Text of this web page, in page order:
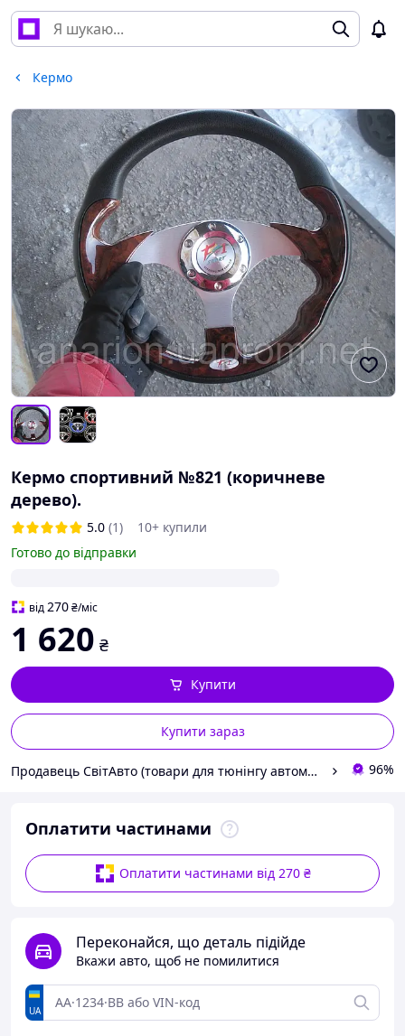
Кермо
Кермо спортивний №821 (коричневе
дерево).
5.0 (1)
10+ купили
Готово до відправки
від270₴/міс
1 620 ₴
Купити зараз
Купити
Продавець СвітАвто (товари для тюнінгу автомобілів ВАЗ) 96%
Оплатити частинами
Оплатити частинами від 270 ₴
Переконайся, що деталь підійде
Вкажи авто, щоб не помилитися
UA